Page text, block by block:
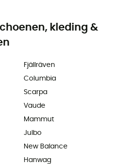
kleding &
Fjällräven
Columbia
Scarpa
Vaude
Mammut
Julbo
New Balance
Hanwag